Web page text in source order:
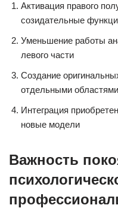
Активация правого
созидательные
Уменьшение работы
левого части
Создание
отдельными
Интеграция
новые модели
Важность